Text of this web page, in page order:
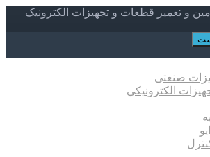
و تعمیر قطعات و تجهیزات الکترونیک
صنعتی
الکترونیکی